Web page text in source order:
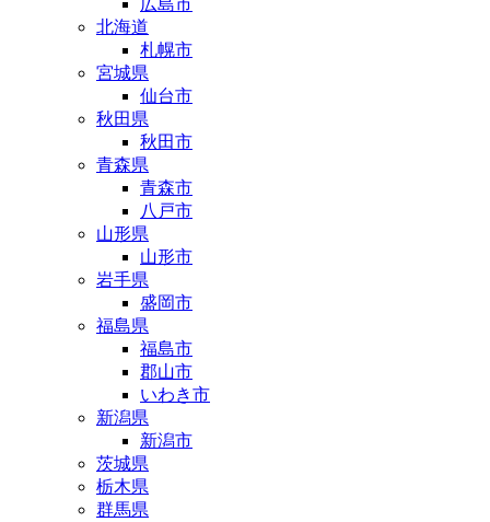
広島市
北海道
札幌市
宮城県
仙台市
秋田県
秋田市
青森県
青森市
八戸市
山形県
山形市
岩手県
盛岡市
福島県
福島市
郡山市
いわき市
新潟県
新潟市
茨城県
栃木県
群馬県